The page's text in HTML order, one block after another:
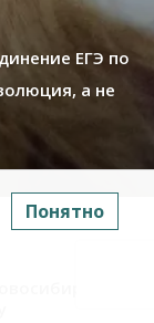
ЕГЭ по
а не
Понятно